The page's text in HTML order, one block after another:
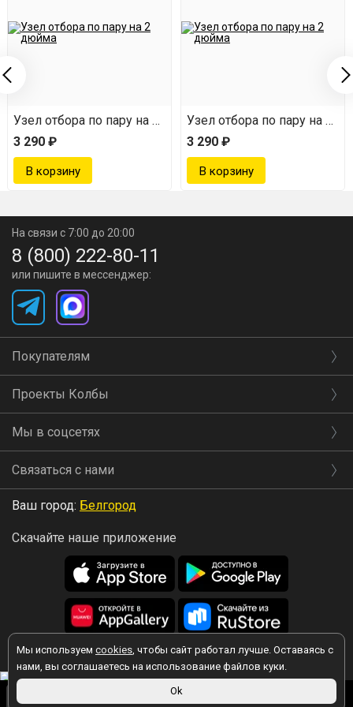
В корзину
Узел отбора по пару на 2 дюйма
3 290 ₽
Узел отбора по пару на 2
3 290 ₽
Мы используем cookies, чтобы сайт работал лучше. Оставаясь с
нами, вы соглашаетесь на использование файлов куки.
Ok
На связи с 7:00 до 20:00
8 (800) 222-80-11
или пишите в мессенджер:
Покупателям
Проекты Колбы
Мы в соцсетях
Связаться с нами
Ваш город: Белгород
Скачайте наше приложение
2026 © Колба
Вы принимаете условия политики в отношении обработки
персональных данных